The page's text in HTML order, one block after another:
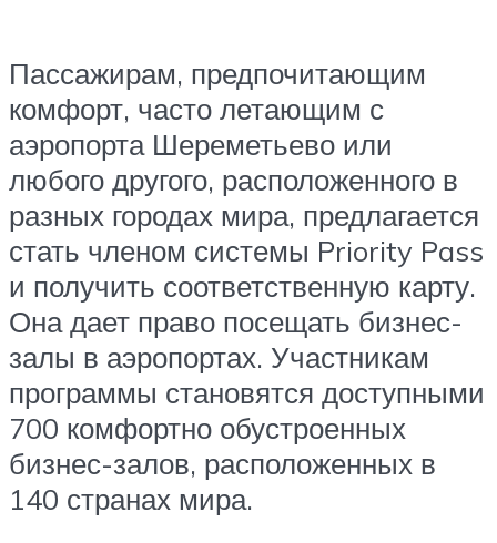
Пассажирам, предпочитающим
комфорт, часто летающим с
аэропорта Шереметьево или
любого другого, расположенного в
разных городах мира, предлагается
стать членом системы Priority Pass
и получить соответственную карту.
Она дает право посещать бизнес-
залы в аэропортах. Участникам
программы становятся доступными
700 комфортно обустроенных
бизнес-залов, расположенных в
140 странах мира.